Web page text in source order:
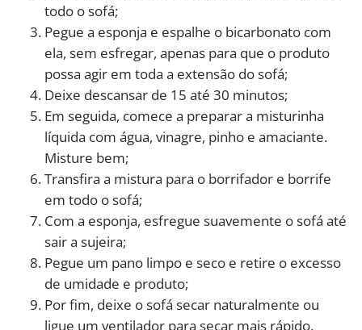
todo o sofá;
Pegue a esponja e espalhe o bicarbonato com
ela, sem esfregar, apenas para que o produto
possa agir em toda a extensão do sofá;
Deixe descansar de 15 até 30 minutos;
Em seguida, comece a preparar a misturinha
líquida com água, vinagre, pinho e amaciante.
Misture bem;
Transfira a mistura para o borrifador e borrife
em todo o sofá;
Com a esponja, esfregue suavemente o sofá até
sair a sujeira;
Pegue um pano limpo e seco e retire o excesso
de umidade e produto;
Por fim, deixe o sofá secar naturalmente ou
ligue um ventilador para secar mais rápido.